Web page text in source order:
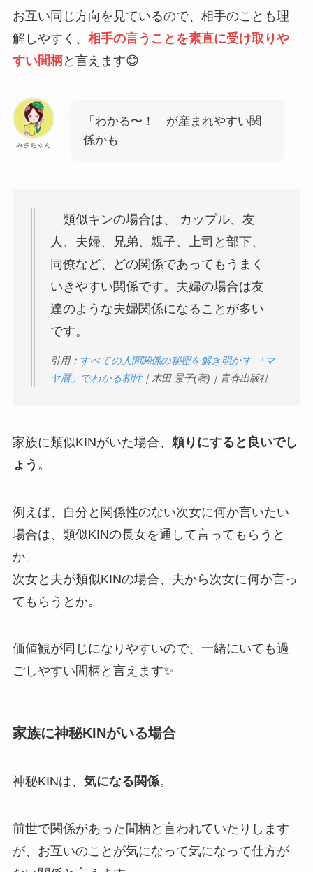
お互い同じ方向を見ているので、相手のことも理
解しやすく、 相手の言うことを素直に受け取りや
すい間柄と言えます😊
みさちゃん
「わかる〜！」が産まれやすい関
係かも
類似キンの場合は、 カップル、友
人、夫婦、兄弟、親子、上司と部下、
同僚など、どの関係であってもうまく
いきやすい関係です。夫婦の場合は友
達のような夫婦関係になることが多い
です。
引用： すべての人間関係の秘密を解き明かす 「マ
ヤ暦」でわかる相性｜木田 景子(著)｜青春出版社
家族に類似KINがいた場合、 頼りにすると良いでし
ょう 。
例えば、自分と関係性のない次女に何か言いたい
場合は、類似KINの長女を通して言ってもらうと
か。
次女と夫が類似KINの場合、夫から次女に何か言っ
てもらうとか。
価値観が同じになりやすいので、一緒にいても過
ごしやすい間柄と言えます✨
家族に神秘KINがいる場合
神秘KINは、 気になる関係。
前世で関係があった間柄と言われていたりします
が、お互いのことが気になって気になって仕方が